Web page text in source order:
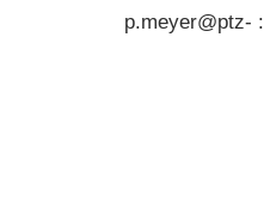
: p.meyer@ptz-